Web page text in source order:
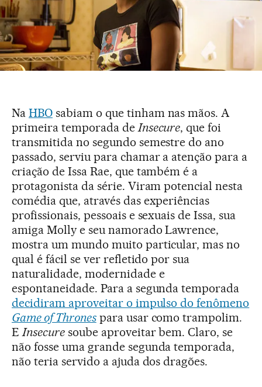
Na HBOsabiam o que tinham nas mãos. A
primeira temporada deInsecure, que foi
transmitida no segundo semestre do ano
passado, serviu para chamar a atenção para a
criação de Issa Rae, que também é a
protagonista da série. Viram potencial nesta
comédia que, através das experiências
profissionais, pessoais e sexuais de Issa, sua
amiga Molly e seu namorado Lawrence,
mostra um mundo muito particular, mas no
qual é fácil se ver refletido por sua
naturalidade, modernidade e
espontaneidade. Para a segunda temporada
decidiram aproveitar o impulso do fenômeno
Game of Thronespara usar como trampolim.
EInsecuresoube aproveitar bem. Claro, se
não fosse uma grande segunda temporada,
não teria servido a ajuda dos dragões.